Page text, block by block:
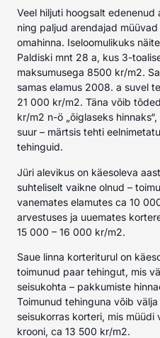
Veel hiljuti hoogsalt
ning paljud arendajad
omahinna. Iseloomulikuks
Paldiski mnt 28 a, kus 3-
maksumusega 8500 kr/m2.
samas elamus 2008. a suvel
21 000 kr/m2. Täna võib
kr/m2 n-ö „õiglaseks
suur – märtsis tehti
tehinguid.
Jüri alevikus on käesoleva
suhteliselt vaikne olnud –
vanemates elamutes ca 10
arvestuses ja uuemates
15 000 – 16 000 kr/m2.
Saue linna korteriturul on
toimunud paar tehingut, mis
seisukohta – pakkumiste
Toimunud tehinguna võib
seisukorras korteri, mis
krooni, ca 13 500 kr/m2.